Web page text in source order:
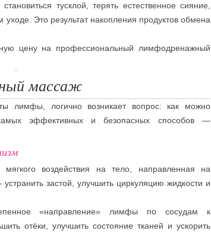
тусклой, терять естественное сияние,
Это результат накопления продуктов обмена
цену на профессиональный лимфодренажный
массаж
лимфы, логично возникает вопрос: как можно
эффективных и безопасных способов —
воздействия на тело, направленная на
застой, улучшить циркуляцию жидкости и
«направление» лимфы по сосудам к
отёки, улучшить состояние тканей и ускорить